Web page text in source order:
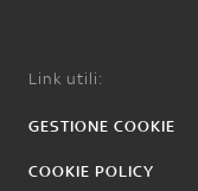
Link utili:
GESTIONE COOKIE
COOKIE POLICY